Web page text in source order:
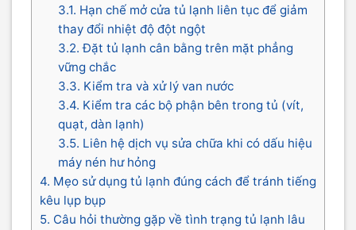
3.1. Hạn chế mở cửa tủ lạnh liên tục để giảm
thay đổi nhiệt độ đột ngột
3.2. Đặt tủ lạnh cân bằng trên mặt phẳng
vững chắc
3.3. Kiểm tra và xử lý van nước
3.4. Kiểm tra các bộ phận bên trong tủ (vít,
quạt, dàn lạnh)
3.5. Liên hệ dịch vụ sửa chữa khi có dấu hiệu
máy nén hư hỏng
4. Mẹo sử dụng tủ lạnh đúng cách để tránh tiếng
kêu lụp bụp
5. Câu hỏi thường gặp về tình trạng tủ lạnh lâu